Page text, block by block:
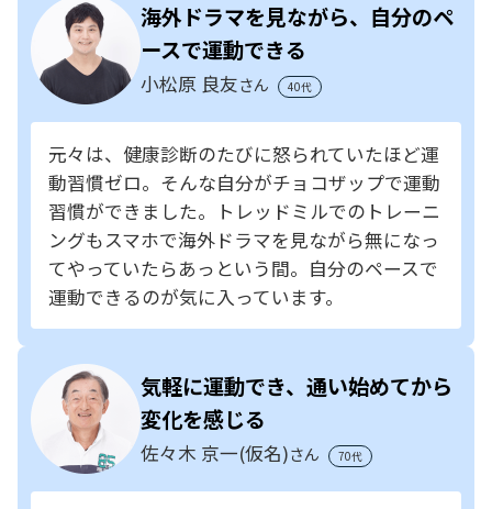
海外ドラマを見ながら、自分のペ
ースで運動できる
小松原 良友さん 40代
元々は、健康診断のたびに怒られていたほど運
動習慣ゼロ。そんな自分がチョコザップで運動
習慣ができました。トレッドミルでのトレーニ
ングもスマホで海外ドラマを見ながら無になっ
てやっていたらあっという間。自分のペースで
運動できるのが気に入っています。
気軽に運動でき、通い始めてから
変化を感じる
佐々木 京一(仮名)さん 70代